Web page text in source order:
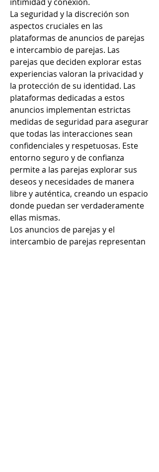
La seguridad y la discreción son
aspectos cruciales en las
plataformas de anuncios de parejas
e intercambio de parejas. Las
parejas que deciden explorar estas
experiencias valoran la privacidad y
la protección de su identidad. Las
plataformas dedicadas a estos
anuncios implementan estrictas
medidas de seguridad para asegurar
que todas las interacciones sean
confidenciales y respetuosas. Este
entorno seguro y de confianza
permite a las parejas explorar sus
deseos y necesidades de manera
libre y auténtica, creando un espacio
donde puedan ser verdaderamente
ellas mismas.
Los anuncios de parejas y el
intercambio de parejas representan